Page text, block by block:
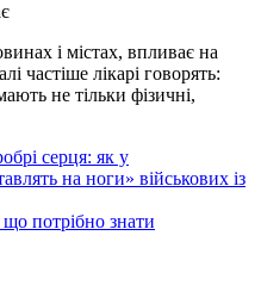
і містах, впливає на
частіше лікарі говорять:
не тільки фізичні,
серця: як у
на ноги» військових із
що потрібно знати